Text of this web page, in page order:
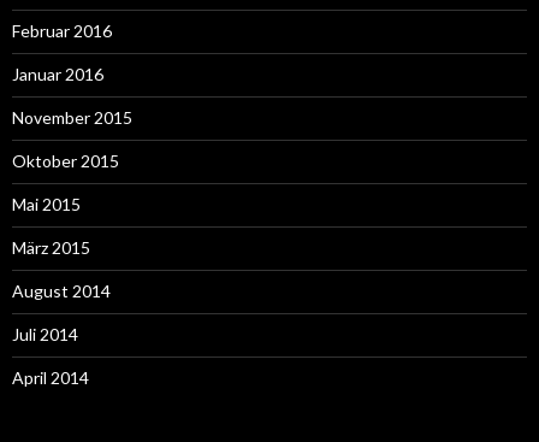
Februar 2016
Januar 2016
November 2015
Oktober 2015
Mai 2015
März 2015
August 2014
Juli 2014
April 2014